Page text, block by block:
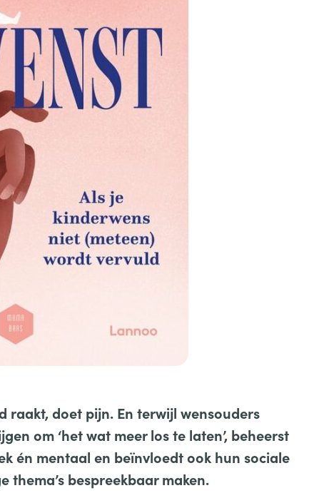
raakt, doet pijn. En terwijl wensouders
om ‘het wat meer los te laten’, beheerst
én mentaal en beïnvloedt ook hun sociale
thema’s bespreekbaar maken.